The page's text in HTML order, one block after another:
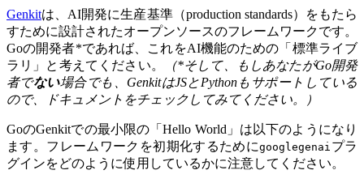
Genkitは、AI開発に生産基準（production standards）をもたら
すために設計されたオープンソースのフレームワークです。
Goの開発者*であれば、これをAI機能のための「標準ライブ
ラリ」と考えてください。
（*そして、もしあなたがGo開発
者でない場合でも、GenkitはJSとPythonもサポートしている
ので、ドキュメントをチェックしてみてください。）
GoのGenkitでの最小限の「Hello World」は以下のようになり
ます。フレームワークを初期化するためにgooglegenai プラ
グインをどのように使用しているかに注意してください。